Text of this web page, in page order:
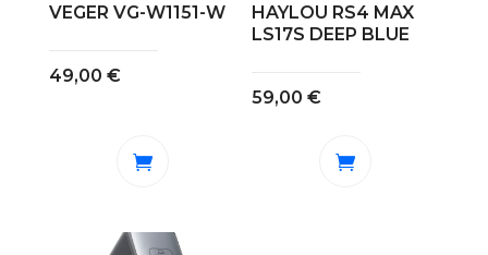
VEGER VG-W1151-W
49,00 €
HAYLOU RS4 MAX
LS17S DEEP BLUE
59,00€